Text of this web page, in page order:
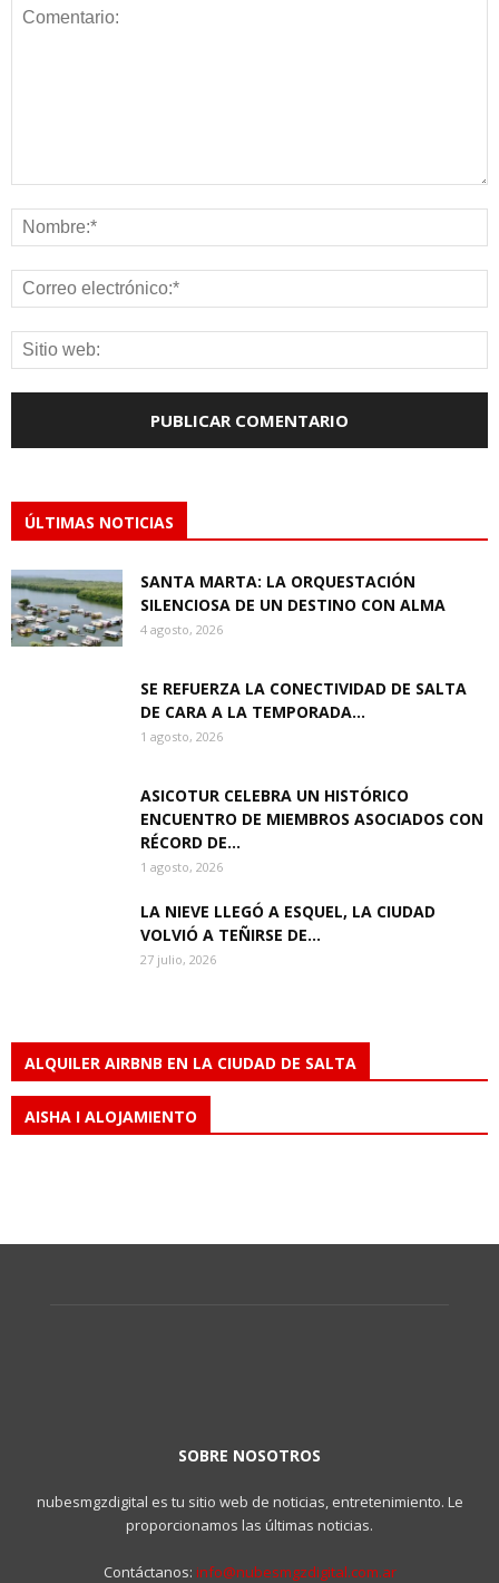
ÚLTIMAS NOTICIAS
SANTA MARTA: LA ORQUESTACIÓN
SILENCIOSA DE UN DESTINO CON ALMA
4 agosto, 2026
SE REFUERZA LA CONECTIVIDAD DE SALTA
DE CARA A LA TEMPORADA...
1 agosto, 2026
ASICOTUR CELEBRA UN HISTÓRICO
ENCUENTRO DE MIEMBROS ASOCIADOS CON
RÉCORD DE...
1 agosto, 2026
LA NIEVE LLEGÓ A ESQUEL, LA CIUDAD
VOLVIÓ A TEÑIRSE DE...
27 julio, 2026
ALQUILER AIRBNB EN LA CIUDAD DE SALTA
AISHA I ALOJAMIENTO
SOBRE NOSOTROS
nubesmgzdigital es tu sitio web de noticias, entretenimiento. Le
proporcionamos las últimas noticias.
Contáctanos: info@nubesmgzdigital.com.ar